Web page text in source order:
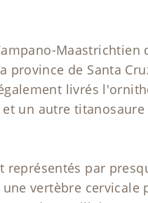
Maastrichtien
de Santa
livrés
et un autre titanosaure
par
vertèbre cervicale